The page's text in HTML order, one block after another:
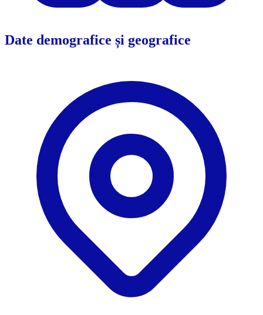
Date demografice și geografice